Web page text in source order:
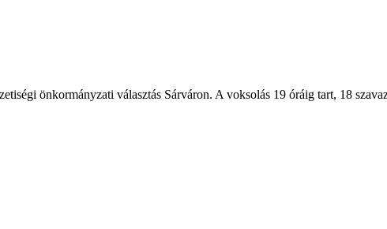
önkormányzati választás Sárváron. A voksolás 19 óráig tart, 18